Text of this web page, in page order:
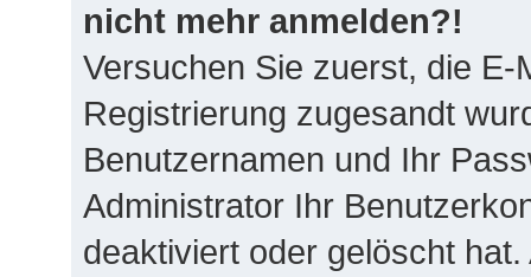
nicht mehr anmelden?!
Versuchen Sie zuerst, die
Registrierung zugesandt
Benutzernamen und Ihr
Administrator Ihr
deaktiviert oder gelöscht